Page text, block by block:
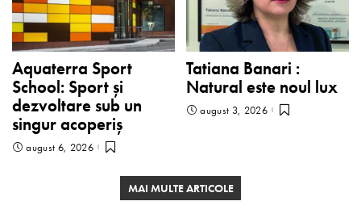
Aquaterra Sport
School: Sport și
dezvoltare sub un
singur acoperiș
august 6, 2026
Tatiana Banari :
Natural este noul lux
august 3, 2026
MAI MULTE ARTICOLE